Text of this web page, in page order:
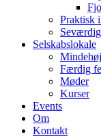
Praktisk
Selskabslokale
Færdig
Møder
Kurser
Events
Om
Kontakt